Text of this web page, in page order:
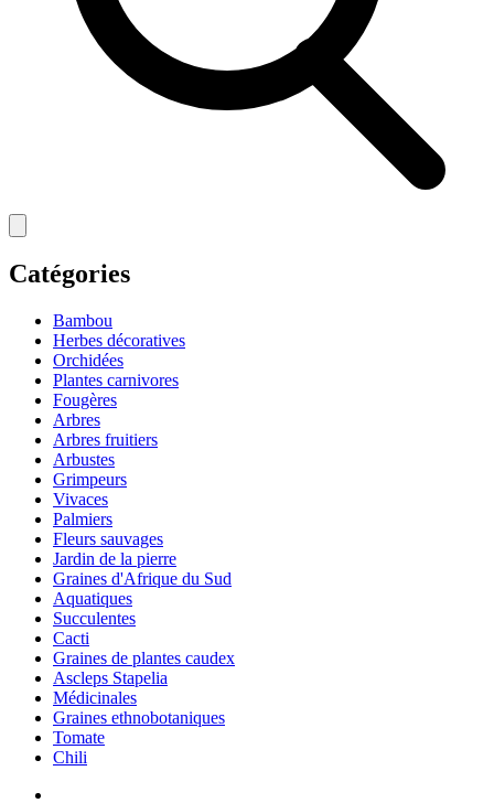
Catégories
Bambou
Herbes décoratives
Orchidées
Plantes carnivores
Fougères
Arbres
Arbres fruitiers
Arbustes
Grimpeurs
Vivaces
Palmiers
Fleurs sauvages
Jardin de la pierre
Graines d'Afrique du Sud
Aquatiques
Succulentes
Cacti
Graines de plantes caudex
Ascleps Stapelia
Médicinales
Graines ethnobotaniques
Tomate
Chili